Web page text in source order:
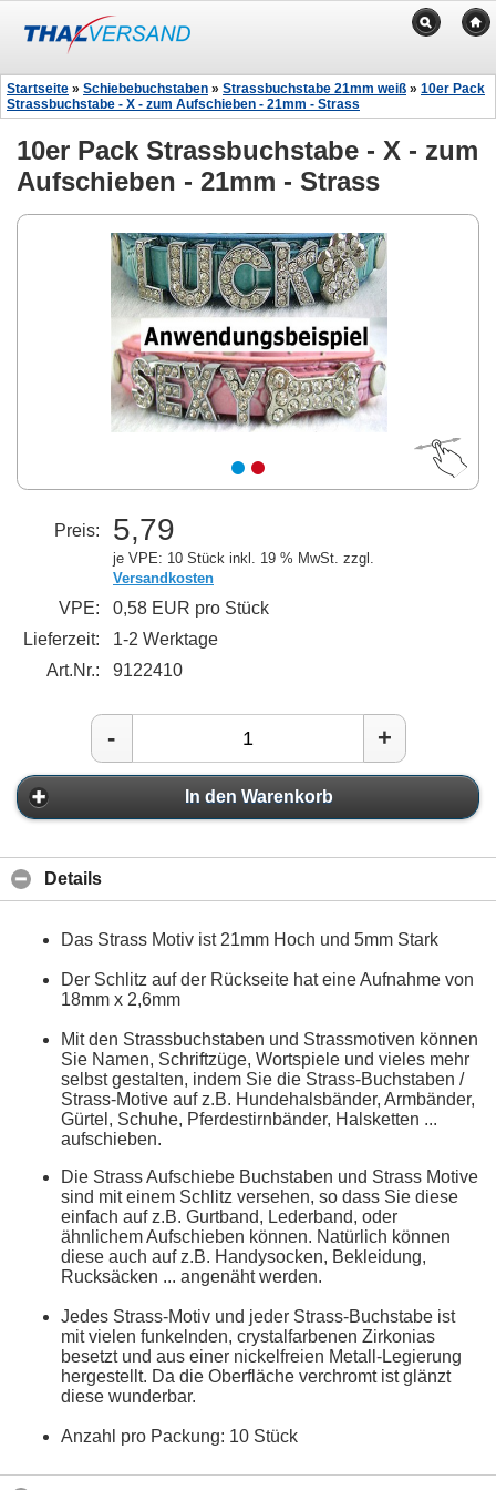
Startseite » Schiebebuchstaben » Strassbuchstabe 21mm weiß » 10er Pack
Strassbuchstabe - X - zum Aufschieben - 21mm - Strass
10er Pack Strassbuchstabe - X - zum
Aufschieben - 21mm - Strass
Preis: 5,79
je VPE: 10 Stück inkl. 19 % MwSt. zzgl.
Versandkosten
VPE:
0,58 EUR pro Stück
Lieferzeit:
1-2 Werktage
Art.Nr.:
9122410
- +
In den Warenkorb
Details
Das Strass Motiv ist 21mm Hoch und 5mm Stark
Der Schlitz auf der Rückseite hat eine Aufnahme von
18mm x 2,6mm
Mit den Strassbuchstaben und Strassmotiven können
Sie Namen, Schriftzüge, Wortspiele und vieles mehr
selbst gestalten, indem Sie die Strass-Buchstaben /
Strass-Motive auf z.B. Hundehalsbänder, Armbänder,
Gürtel, Schuhe, Pferdestirnbänder, Halsketten ...
aufschieben.
Die Strass Aufschiebe Buchstaben und Strass Motive
sind mit einem Schlitz versehen, so dass Sie diese
einfach auf z.B. Gurtband, Lederband, oder
ähnlichem Aufschieben können. Natürlich können
diese auch auf z.B. Handysocken, Bekleidung,
Rucksäcken ... angenäht werden.
Jedes Strass-Motiv und jeder Strass-Buchstabe ist
mit vielen funkelnden, crystalfarbenen Zirkonias
besetzt und aus einer nickelfreien Metall-Legierung
hergestellt. Da die Oberfläche verchromt ist glänzt
diese wunderbar.
Anzahl pro Packung: 10 Stück